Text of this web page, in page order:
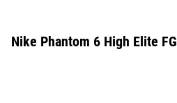
Nike Phantom 6 High Elite FG